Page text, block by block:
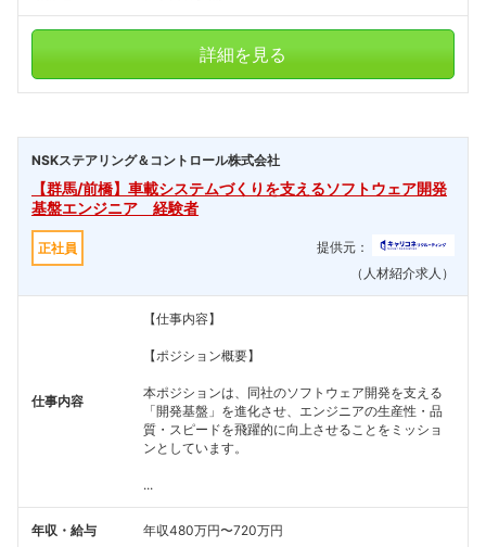
詳細を見る
NSKステアリング＆コントロール株式会社
【群馬/前橋】車載システムづくりを支えるソフトウェア開発
基盤エンジニア 経験者
正社員
提供元：
（人材紹介求人）
仕事内容
【仕事内容】
【ポジション概要】
本ポジションは、同社のソフトウェア開発を支える
「開発基盤」を進化させ、エンジニアの生産性・品
質・スピードを飛躍的に向上させることをミッショ
ンとしています。
...
年収・給与 年収480万円〜720万円